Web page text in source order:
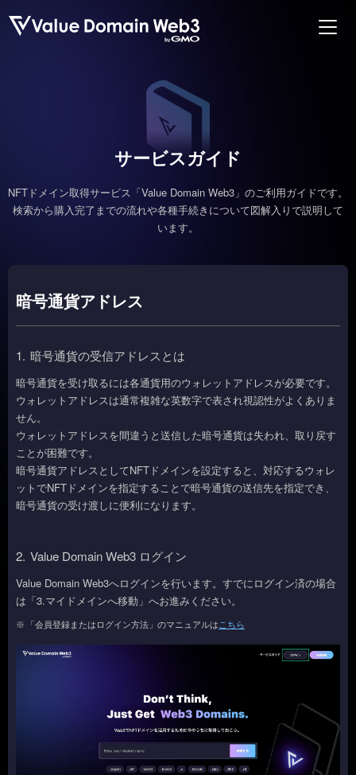
サービスガイド
NFTドメイン取得サービス「Value Domain Web3」のご利用ガイドです。
検索から購入完了までの流れや各種手続きについて図解入りで説明して
います。
暗号通貨アドレス
1. 暗号通貨の受信アドレスとは
暗号通貨を受け取るには各通貨用のウォレットアドレスが必要です。
ウォレットアドレスは通常複雑な英数字で表され視認性がよくありま
せん。
ウォレットアドレスを間違うと送信した暗号通貨は失われ、取り戻す
ことが困難です。
暗号通貨アドレスとしてNFTドメインを設定すると、対応するウォレ
ットでNFTドメインを指定することで暗号通貨の送信先を指定でき、
暗号通貨の受け渡しに便利になります。
2. Value Domain Web3 ログイン
Value Domain Web3へログインを行います。すでにログイン済の場合
は「3.マイドメインへ移動」へお進みください。
「会員登録またはログイン方法」のマニュアルは こちら